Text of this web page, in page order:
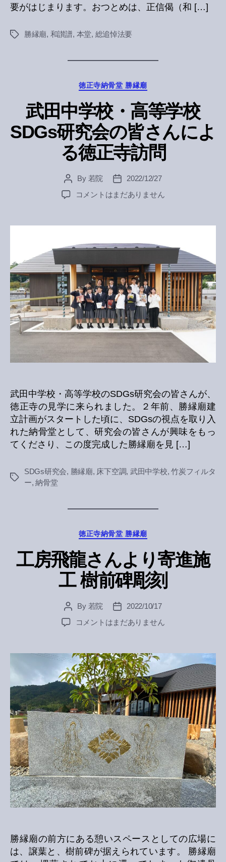
要がはじまります。おつとめは、正信偈（和 […]
Tags 勝縁廟, 和讃譜, 本堂, 総追悼法要
Categories
徳正寺納骨堂 勝縁廟
武田中学校・高等学校
SDGs研究会の皆さんによ
る徳正寺訪問
Post
author
By 若院
Post
date
2022/12/27
武
学
高
学
SDGs
研
究
会
よ
る
徳
正
寺
訪
へ
コメントはまだありません
武田中学校・高等学校のSDGs研究会の皆さんが、
徳正寺の見学に来られました。２年前、勝縁廟建
立計画がスタートした頃に、SDGsの視点を取り入
れた納骨堂として、研究会の皆さんが興味をもっ
てくださり、この度完成した勝縁廟を見 […]
Tags
SDGs研究会, 勝縁廟, 床下空調, 武田中学校,竹炭フィルタ
ー,納骨堂
Categories
徳正寺納骨堂 勝縁廟
工房飛龍さんより寄進施
工 樹前碑彫刻
Post
author
By 若院
Post
date
2022/10/17
工
龍
さ
ん
よ
り
寄
進
施
工
樹
前
碑
彫
刻
へ
コメントはまだありません
勝縁廟の前方にある憩いスペースとしての広場に
は、譲葉と、樹前碑が据えられています。 勝縁廟